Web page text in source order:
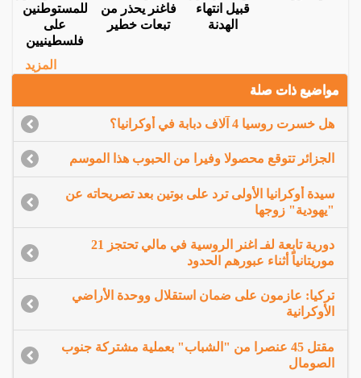
قبيل انتهاء
الهدنة
فاغنر يحذر من
تبعات خطير
للمستوطنين
على
فلسطينيين
المزيد
مواضيع ذات صلة
هل خسرت روسيا 4 آلاف دبابة في أوكرانيا؟
الجزائر تتوقع محصولا وفيرا من الحبوب هذا الموسم
سيدة أوكرانيا الأولى ترد على بوتين بعد تصريحاته عن
"يهودية" زوجها
دورية تابعة لفـ اغنر الروسية في مالي تحتجز 21
موريتانياً أثناء عبورهم الحدود
تركيا: عازمون على ضمان استقلال ووحدة الأراضي
الأوكرانية
مقتل 45 عنصرا من "الشباب" بعملية مشتركة جنوب
الصومال